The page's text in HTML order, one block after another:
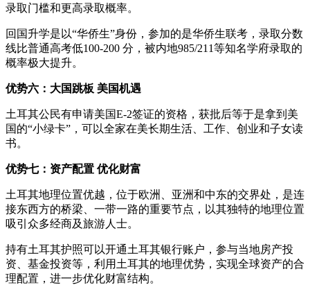
录取门槛和更高录取概率。
回国升学是以“华侨生”身份，参加的是华侨生联考，录取分数
线比普通高考低100-200 分，被内地985/211等知名学府录取的
概率极大提升。
优势六：大国跳板 美国机遇
土耳其公民有申请美国E-2签证的资格，获批后等于是拿到美
国的“小绿卡”，可以全家在美长期生活、工作、创业和子女读
书。
优势七：资产配置 优化财富
土耳其地理位置优越，位于欧洲、亚洲和中东的交界处，是连
接东西方的桥梁、一带一路的重要节点，以其独特的地理位置
吸引众多经商及旅游人士。
持有土耳其护照可以开通土耳其银行账户，参与当地房产投
资、基金投资等，利用土耳其的地理优势，实现全球资产的合
理配置，进一步优化财富结构。